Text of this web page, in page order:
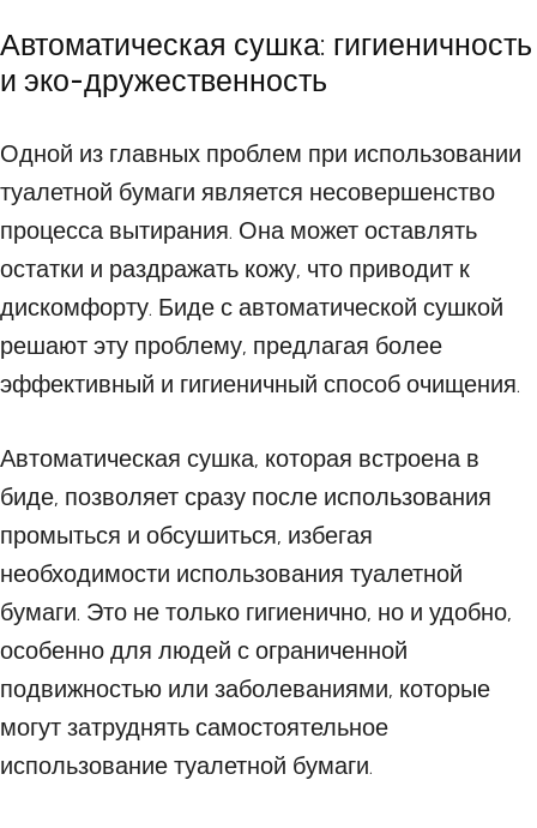
Автоматическая сушка: гигиеничность
и эко-дружественность
Одной из главных проблем при использовании
туалетной бумаги является несовершенство
процесса вытирания. Она может оставлять
остатки и раздражать кожу, что приводит к
дискомфорту. Биде с автоматической сушкой
решают эту проблему, предлагая более
эффективный и гигиеничный способ очищения.
Автоматическая сушка, которая встроена в
биде, позволяет сразу после использования
промыться и обсушиться, избегая
необходимости использования туалетной
бумаги. Это не только гигиенично, но и удобно,
особенно для людей с ограниченной
подвижностью или заболеваниями, которые
могут затруднять самостоятельное
использование туалетной бумаги.